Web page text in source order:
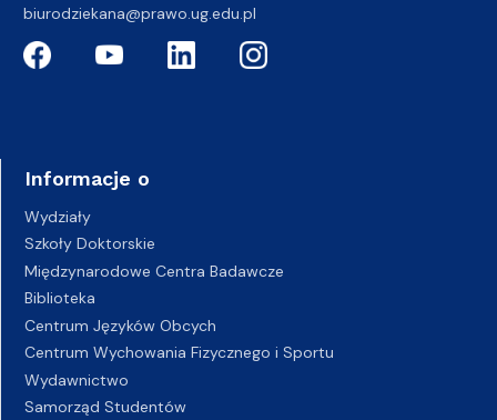
biurodziekana@prawo.ug.edu.pl
Informacje o
Wydziały
Szkoły Doktorskie
Międzynarodowe Centra Badawcze
Biblioteka
Centrum Języków Obcych
Centrum Wychowania Fizycznego i Sportu
Wydawnictwo
Samorząd Studentów